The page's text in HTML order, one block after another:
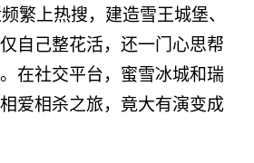
繁上热搜，建造雪王城堡、
自己整花活，还一门心思帮
在社交平台，蜜雪冰城和瑞
爱相杀之旅，竟大有演变成